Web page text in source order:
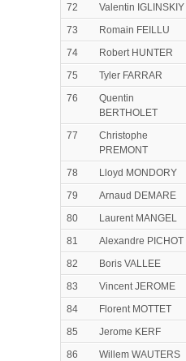
72
Valentin IGLINSKIY
73
Romain FEILLU
74
Robert HUNTER
75
Tyler FARRAR
76
Quentin
BERTHOLET
77
Christophe
PREMONT
78 Lloyd MONDORY
79
Arnaud DEMARE
80
Laurent MANGEL
81
Alexandre PICHOT
82
Boris VALLEE
83
Vincent JEROME
84
Florent MOTTET
85
Jerome KERF
86
Willem WAUTERS